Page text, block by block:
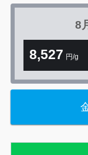
8
8,527 円/g